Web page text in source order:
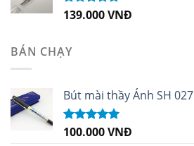
Được xếp
139.000VNĐ
BÁN CHẠY
Bút mài thầy Ánh SH 027
Được xếp
100.000VNĐ